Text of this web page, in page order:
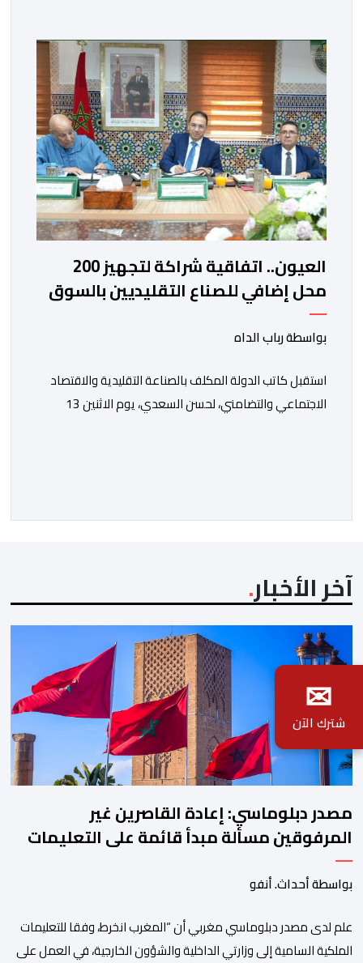
متنه ما يقارب 20 مهاجرا في وضعية غير قانونية.وحسب ما
أوردته وكالة “إيفي” الإسبانية للأنباء، نقلا عن […]
العيون.. اتفاقية شراكة لتجهيز 200
محل إضافي للصناع التقليديين بالسوق
النموذجي الكبير
بواسطة رباب الداه
استقبل كاتب الدولة المكلف بالصناعة التقليدية والاقتصاد
الاجتماعي والتضامني، لحسن السعدي، يوم الاثنين 13
كتابة الدولة، وولاية جهة العيون الساقية الحمراء، وجماعة
آخر الأخبار
مصدر دبلوماسي: إعادة القاصرين غير
المرفوقين مسألة مبدأ قائمة على التعليمات
الملكية السامية
بواسطة أحداث. أنفو
علم لدى مصدر دبلوماسي مغربي أن “المغرب انخرط، وفقا للتعليمات
الملكية السامية إلى وزارتي الداخلية والشؤون الخارجية، في العمل على
✉
شترك الآن